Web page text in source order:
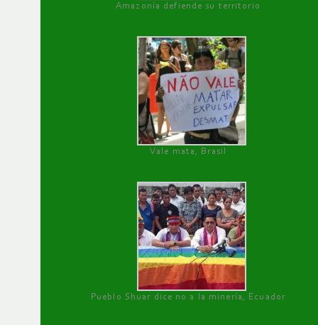
Amazonía defiende su territorio
Vale mata, Brasil
Pueblo Shuar dice no a la minería, Ecuador